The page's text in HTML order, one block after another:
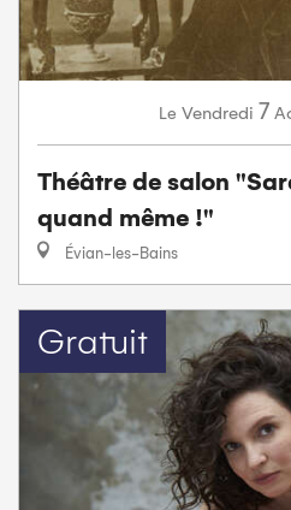
Le Vendredi 7
Théâtre de salon
quand même !"
Évian-les-Bains
Gratuit